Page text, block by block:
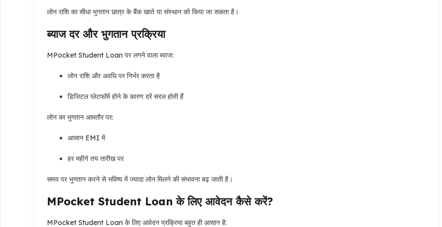
लोन राशि का सीधा भुगतान छात्र के बैंक खाते या संस्थान को किया जा सकता है।
ब्याज दर और भुगतान प्रक्रिया
MPocket Student Loan पर लगने वाला ब्याज:
लोन राशि और अवधि पर निर्भर करता है
डिजिटल प्लेटफॉर्म होने के कारण दरें सरल होती हैं
लोन का भुगतान आमतौर पर:
आसान EMI में
हर महीने तय तारीख पर
समय पर भुगतान करने से भविष्य में ज्यादा लोन मिलने की संभावना बढ़ जाती है।
MPocket Student Loan के लिए आवेदन कैसे करें?
MPocket Student Loan के लिए आवेदन प्रक्रिया बहुत ही आसान है: